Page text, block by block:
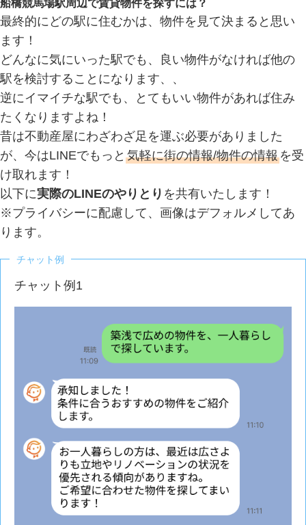
船橋競馬場駅周辺で賃貸物件を探すには？
最終的にどの駅に住むかは、物件を見て決まると思い
ます！
どんなに気にいった駅でも、良い物件がなければ他の
駅を検討することになります、、
逆にイマイチな駅でも、とてもいい物件があれば住み
たくなりますよね！
昔は不動産屋にわざわざ足を運ぶ必要がありました
が、今はLINEでもっと 気軽に街の情報/物件の情報 を受
け取れます！
以下に実際のLINEのやりとり を共有いたします！
※プライバシーに配慮して、画像はデフォルメしてあ
ります。
チャット例
チャット例1